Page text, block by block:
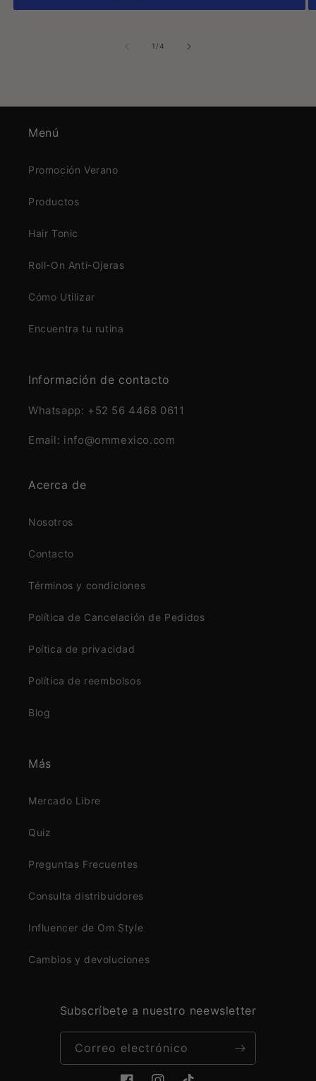
1 /de4
Menú
Promoción Verano
Productos
Hair Tonic
Roll-On Anti-Ojeras
Cómo Utilizar
Encuentra tu rutina
Información de contacto
Whatsapp: +52 56 4468 0611
Email: info@ommexico.com
Acerca de
Nosotros
Contacto
Términos y condiciones
Política de Cancelación de Pedidos
Poítica de privacidad
Política de reembolsos
Blog
Más
Mercado Libre
Quiz
Preguntas Frecuentes
Consulta distribuidores
Influencer de Om Style
Cambios y devoluciones
Subscríbete a nuestro neewsletter
Correo electrónico